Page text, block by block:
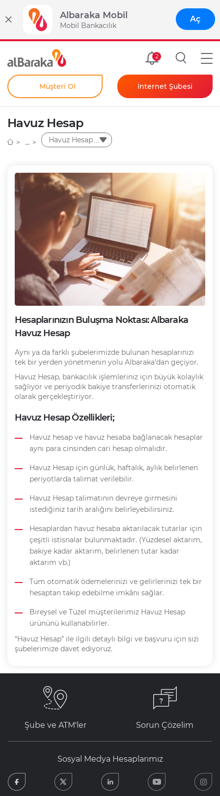
Albaraka Mobil
Mobil Bankacılık
Aç
Size Özel
2
Müşteri Ol
Kendim İçin
Şahıs Firmam İçin
İnternet Şubesi
Bireysel
Havuz Hesap
Havuz Hesap
Hesaplarınızın Buluşma Noktası: Albaraka
Havuz Hesap
Aynı ya da farklı şubelerimizde bulunan hesaplarınızı
tek bir yerden yönetmenin yolu Albaraka’dan geçiyor.
Havuz Hesap, bankacılık işlemleriniz için büyük kolaylık
sağlıyor ve periyodik bakiye transferlerinizi otomatik
olarak gerçekleştiriyor.
Havuz Hesap Özellikleri;
Havuz hesap ve havuz hesaba bağlanacak hesaplar
aynı para cinsinden cari hesap olmalıdır.
Havuz Hesap için günlük, haftalık, aylık belirlenen
periyotlarda talimat verilebilir.
Havuz Hesap talimatının devreye girmesini
istediğiniz tarih aralığını belirleyebilirsiniz.
Hesaplardan havuz hesaba aktarılacak tutarlar için
çeşitli istisnalar bulunmaktadır. (Yüzdesel aktarım,
bakiye kadar aktarım, belirlenen tutar kadar
aktarım vb.)
Tüm otomatik ödemelerinizi ve gelirlerinizi tek bir
hesaptan takip edebilme imkânı sağlar.
Bireysel ve Tüzel müşterilerimiz Havuz Hesap
ürününü kullanabilirler.
“Havuz Hesap” ile ilgili detaylı bilgi ve başvuru için sizi
şubelerimize davet ediyoruz.
Şube ve ATM'ler Sorun Çözelim
Sosyal Medya Hesaplarımız
facebook